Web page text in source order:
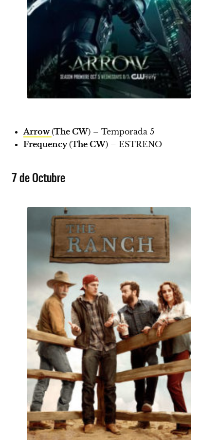
Arrow(The CW) – Temporada 5
Frequency(The CW) – ESTRENO
7 de Octubre